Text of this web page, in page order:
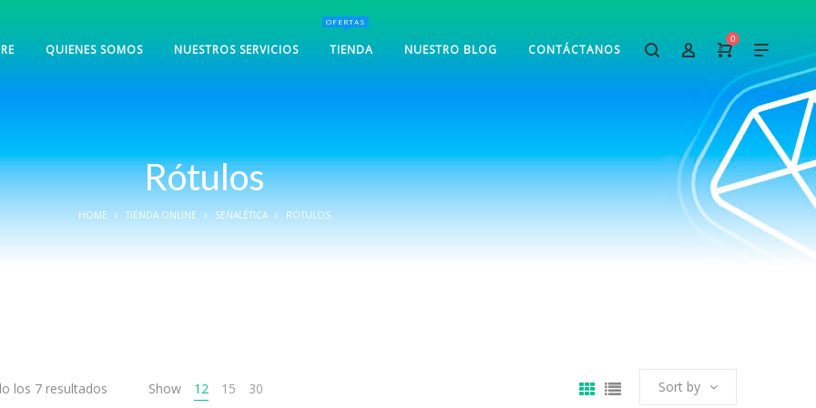
0
QUIENES SOMOS NUESTROS SERVICIOS TIENDA
OFERTAS
NUESTRO BLOG CONTÁCTANOS
Rótulos
HOME TIENDA ONLINE SEÑALÉTICA RÓTULOS
los 7 resultados Show 12 15 30 Sort by